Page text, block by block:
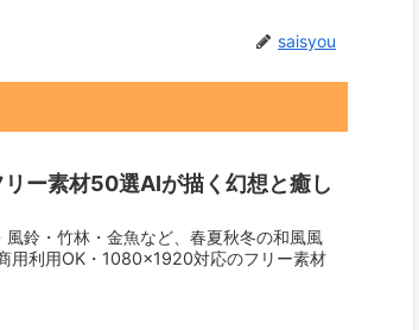
saisyou
リー素材50選AIが描く幻想と癒し
鈴・竹林・金魚など、春夏秋冬の和風風
用利用OK・1080×1920対応のフリー素材